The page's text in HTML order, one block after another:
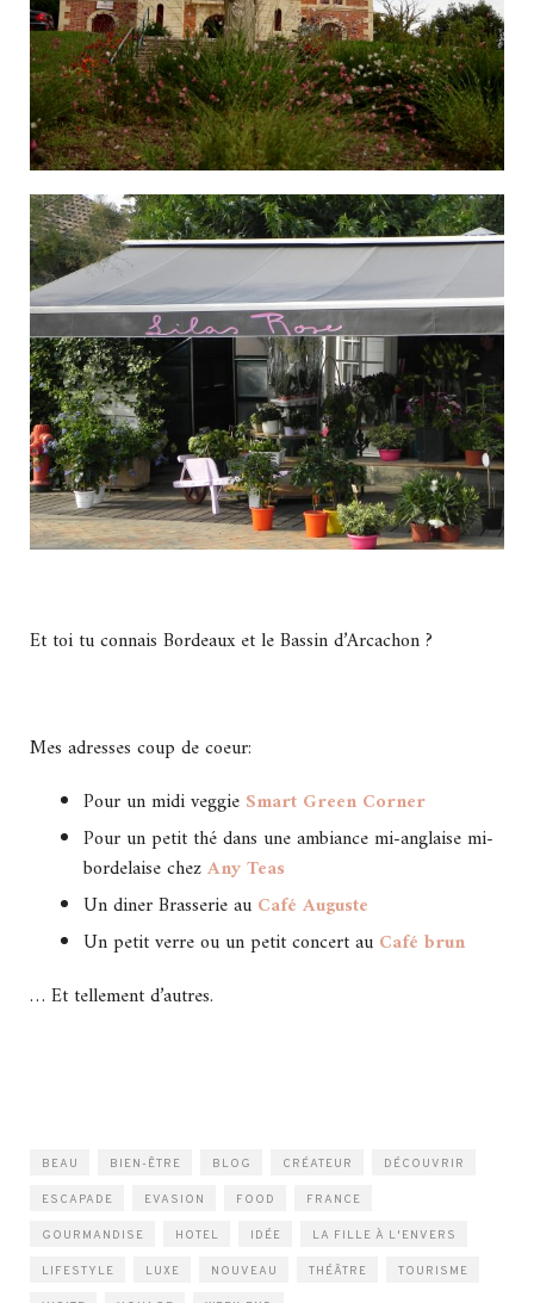
Et toi tu connais Bordeaux et le Bassin d’Arcachon ?
Mes adresses coup de coeur:
Pour un midi veggie Smart Green Corner
Pour un petit thé dans une ambiance mi-anglaise mi-
bordelaise chezAny Teas
Un diner Brasserie au Café Auguste
Un petit verre ou un petit concert au Café brun
… Et tellement d’autres.
BEAU BIEN-ÊTRE BLOG CRÉATEUR DÉCOUVRIR
ESCAPADE EVASION FOOD FRANCE
GOURMANDISE HOTEL IDÉE LA FILLE À L'ENVERS
LIFESTYLE LUXE NOUVEAU THÉÂTRE TOURISME